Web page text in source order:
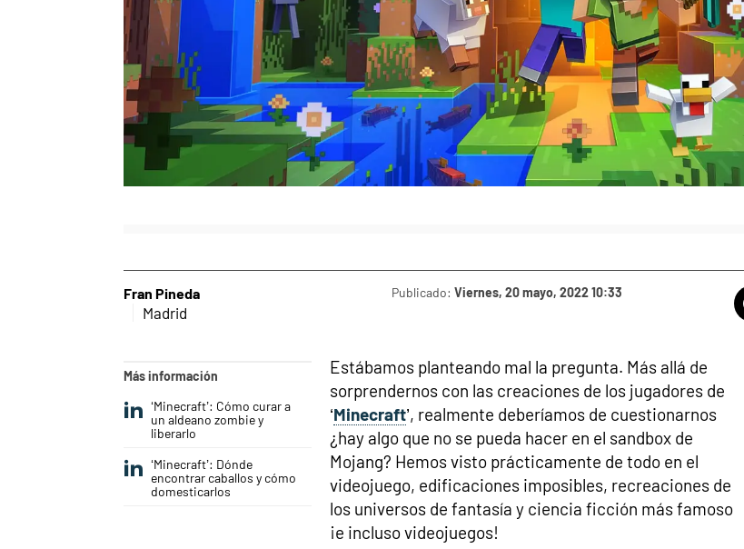
Fran Pineda
Madrid
Publicado: Viernes, 20 mayo, 2022 10:33
Más información
‘Minecraft’: Cómo curar a
un aldeano zombie y
liberarlo
‘Minecraft’: Dónde
encontrar caballos y cómo
domesticarlos
Estábamos planteando mal la pregunta. Más allá de
sorprendernos con las creaciones de los jugadores de
‘Minecraft’, realmente deberíamos de cuestionarnos
¿hay algo que no se pueda hacer en el sandbox de
Mojang? Hemos visto prácticamente de todo en el
videojuego, edificaciones imposibles, recreaciones de
los universos de fantasía y ciencia ficción más famoso
¡e incluso videojuegos!